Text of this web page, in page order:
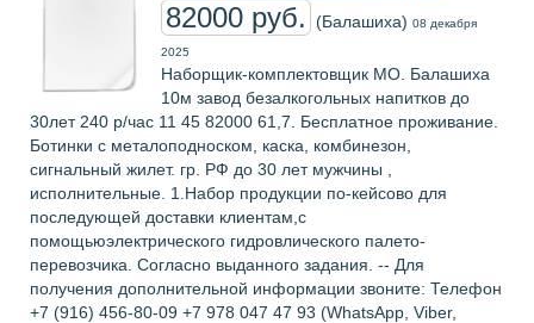
82000 руб. (Балашиха) 08 декабря
2025
Наборщик-комплектовщик МО. Балашиха
10м завод безалкогольных напитков до
30лет 240 р/час 11 45 82000 61,7. Бесплатное проживание.
Ботинки с металоподноском, каска, комбинезон,
сигнальный жилет. гр. РФ до 30 лет мужчины ,
исполнительные. 1.Набор продукции по-кейсово для
последующей доставки клиентам,с
помощьюэлектрического гидровлического палето-
перевозчика. Согласно выданного задания. -- Для
получения дополнительной информации звоните: Телефон
+7 (916) 456-80-09 +7 978 047 47 93 (WhatsApp, Viber,